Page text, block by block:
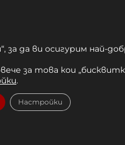
аксесоари
за да ви осигурим най-
за това кои
.
Настройки